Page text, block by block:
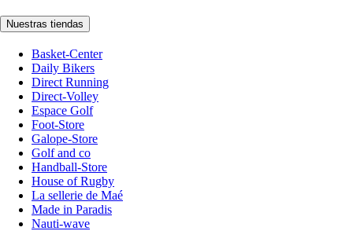
Nuestras tiendas
Basket-Center
Daily Bikers
Direct Running
Direct-Volley
Espace Golf
Foot-Store
Galope-Store
Golf and co
Handball-Store
House of Rugby
La sellerie de Maé
Made in Paradis
Nauti-wave